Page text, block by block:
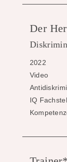
Der
2022
Video
IQ